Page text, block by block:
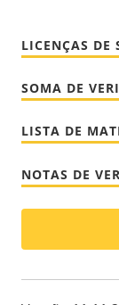
LICENÇAS DE
SOMA DE
LISTA DE
NOTAS DE